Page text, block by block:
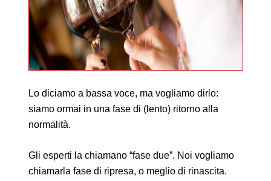
Lo diciamo a bassa voce, ma vogliamo dirlo:
siamo ormai in una fase di (lento) ritorno alla
normalità.
Gli esperti la chiamano “fase due”. Noi vogliamo
chiamarla fase di ripresa, o meglio di rinascita.